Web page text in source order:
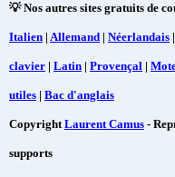
💡 Nos autres sites gratuits de
Italien | Allemand | Néerlandais |
clavier | Latin | Provençal |
utiles | Bac d'anglais
CopyrightLaurent Camus -
supports